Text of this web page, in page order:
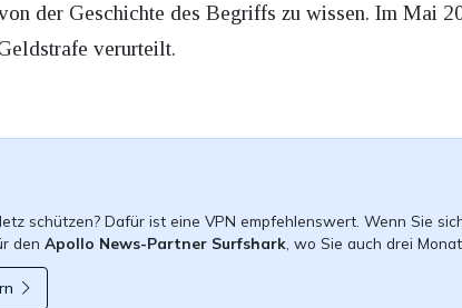
der Geschichte des Begriffs zu wissen. Im Mai
verurteilt.
schützen? Dafür ist eine VPN empfehlenswert. Wenn Sie
den Apollo News-Partner Surfshark, wo Sie auch drei